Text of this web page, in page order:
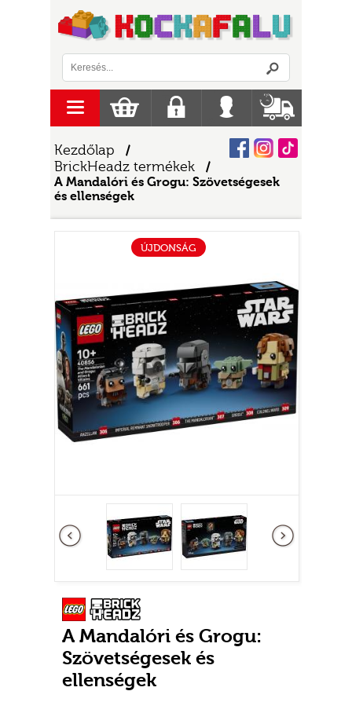
Kezdőlap /
BrickHeadz termékek
/
A Mandalóri és Grogu: Szövetségesek
és ellenségek
ÚJDONSÁG
A Mandalóri és Grogu:
Szövetségesek és
ellenségek